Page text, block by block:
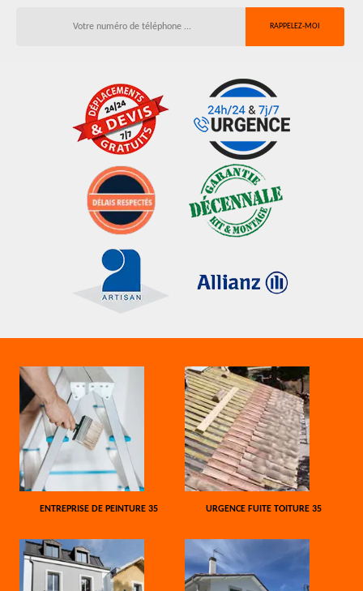
ENTREPRISE DE PEINTURE 35 URGENCE FUITE TOITURE 35